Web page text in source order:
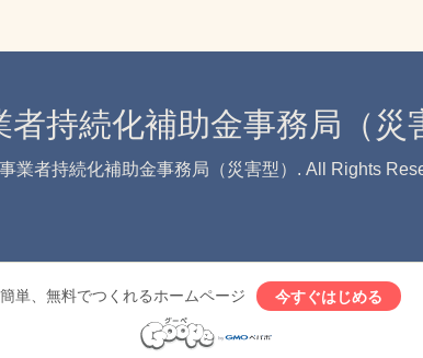
持続化補助金事務局（災
業者持続化補助金事務局（災害型） . All Rights
単、無料でつくれるホームページ 今すぐはじめる